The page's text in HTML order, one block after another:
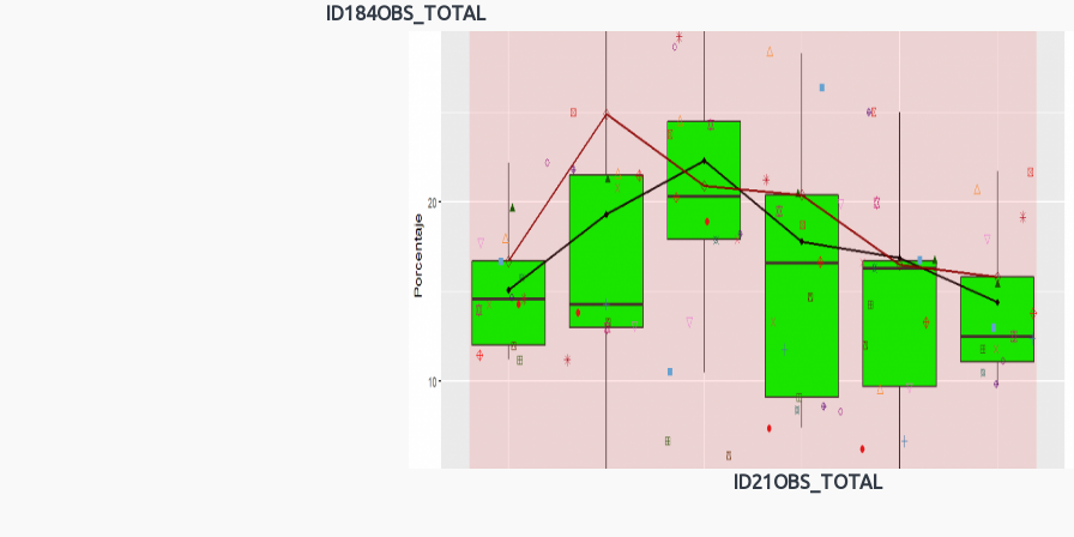
ID184OBS_TOTAL
ID21OBS_TOTAL